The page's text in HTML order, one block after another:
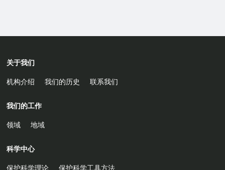
关于我们
机构介绍 我们的历史 联系我们
我们的工作
领域 地域
科学中心
保护科学理论 保护科学工具方法